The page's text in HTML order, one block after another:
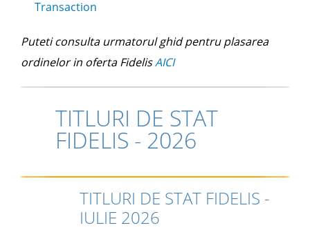
Transaction
Puteti consulta urmatorul ghid pentru plasarea
ordinelor in oferta FidelisAICI
TITLURI DE STAT
FIDELIS - 2026
TITLURI DE STAT FIDELIS -
IULIE 2026